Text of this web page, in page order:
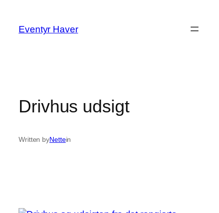
indhold
Eventyr Haver
Drivhus udsigt
Written byNettein